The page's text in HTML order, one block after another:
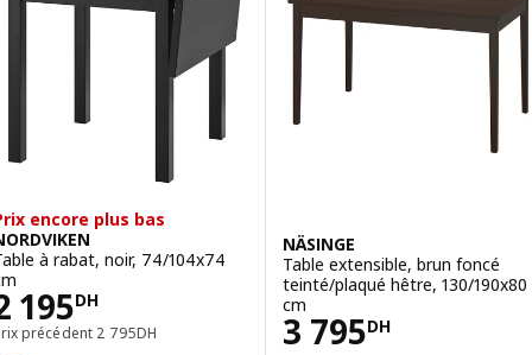
encore plus bas
à rabat, noir, 74/104x74
195DH
2195DH
précédent 2 795DH
Prix précédent 2795DH
NÄSINGE
Table extensible, brun foncé
teinté/plaqué hêtre, 130/190x80
cm
3 795DH
Prix 3795DH